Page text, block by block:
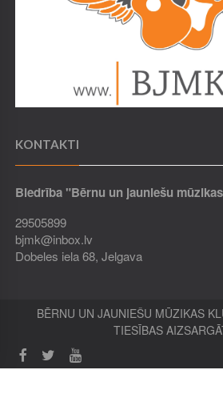
KONTAKTI
Biedrība "Bērnu un jauniešu
29505899
bjmk@inbox.lv
Dobeles iela 68, Jelgava
BĒRNU UN JAUNIEŠU MŪZIKAS
TIESĪBAS